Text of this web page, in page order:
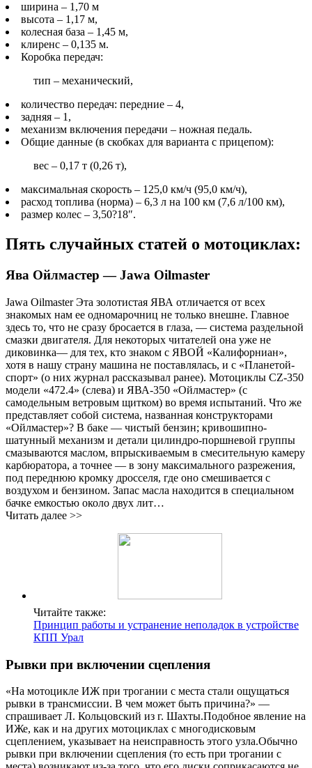
ширина – 1,70 м
высота – 1,17 м,
колесная база – 1,45 м,
клиренс – 0,135 м.
Коробка передач:
тип – механический,
количество передач: передние – 4,
задняя – 1,
механизм включения передачи – ножная педаль.
Общие данные (в скобках для варианта с прицепом):
вес – 0,17 т (0,26 т),
максимальная скорость – 125,0 км/ч (95,0 км/ч),
расход топлива (норма) – 6,3 л на 100 км (7,6 л/100 км),
размер колес – 3,50?18″.
Пять случайных статей о мотоциклах:
Ява Ойлмастер — Jawa Oilmaster
Jawa Oilmaster Эта золотистая ЯВА отличается от всех
знакомых нам ее одномарочниц не только внешне. Главное
здесь то, что не сразу бросается в глаза, — система раздельной
смазки двигателя. Для некоторых читателей она уже не
диковинка— для тех, кто знаком с ЯВОЙ «Калифорниан»,
хотя в нашу страну машина не поставлялась, и с «Планетой-
спорт» (о них журнал рассказывал ранее). Мотоциклы CZ-350
модели «472.4» (слева) и ЯВА-350 «Ойлмастер» (с
самодельным ветровым щитком) во время испытаний. Что же
представляет собой система, названная конструкторами
«Ойлмастер»? В баке — чистый бензин; кривошипно-
шатунный механизм и детали цилиндро-поршневой группы
смазываются маслом, впрыскиваемым в смесительную камеру
карбюратора, а точнее — в зону максимального разрежения,
под переднюю кромку дросселя, где оно смешивается с
воздухом и бензином. Запас масла находится в специальном
бачке емкостью около двух лит…
Читать далее >>
Читайте также:
Принцип работы и устранение неполадок в устройстве
КПП Урал
Рывки при включении сцепления
«На мотоцикле ИЖ при трогании с места стали ощущаться
рывки в трансмиссии. В чем может быть причина?» —
спрашивает Л. Кольцовский из г. Шахты.Подобное явление на
ИЖе, как и на других мотоциклах с многодисковым
сцеплением, указывает на неисправность этого узла.Обычно
рывки при включении сцепления (то есть при трогании с